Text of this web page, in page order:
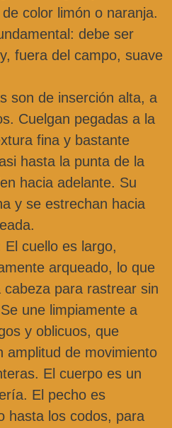
color limón o naranja.
debe ser
fuera del campo, suave
son de inserción alta, a
Cuelgan pegadas a la
fina y bastante
hasta la punta de la
hacia adelante. Su
y se estrechan hacia
El cuello es largo,
arqueado, lo que
cabeza para rastrear sin
une limpiamente a
y oblicuos, que
amplitud de movimiento
El cuerpo es un
El pecho es
hasta los codos, para